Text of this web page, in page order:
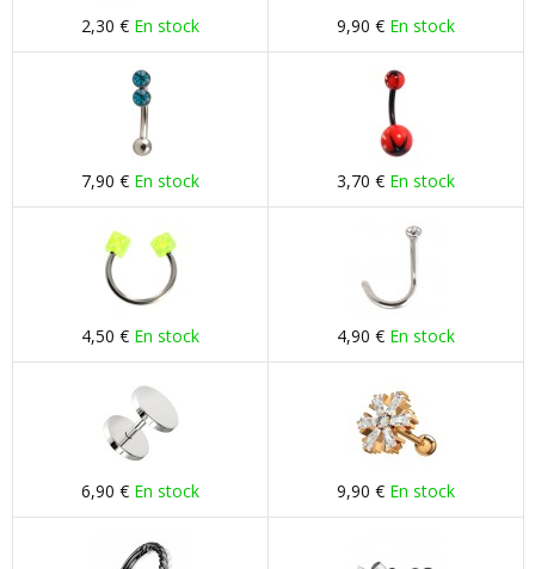
2,30 € En stock 9,90 € En stock
7,90 € En stock 3,70 € En stock
4,50 € En stock 4,90 € En stock
6,90 € En stock 9,90 € En stock